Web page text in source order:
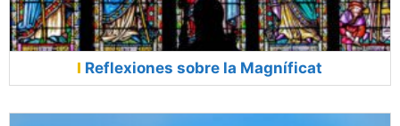
Reflexiones sobre la Magníficat